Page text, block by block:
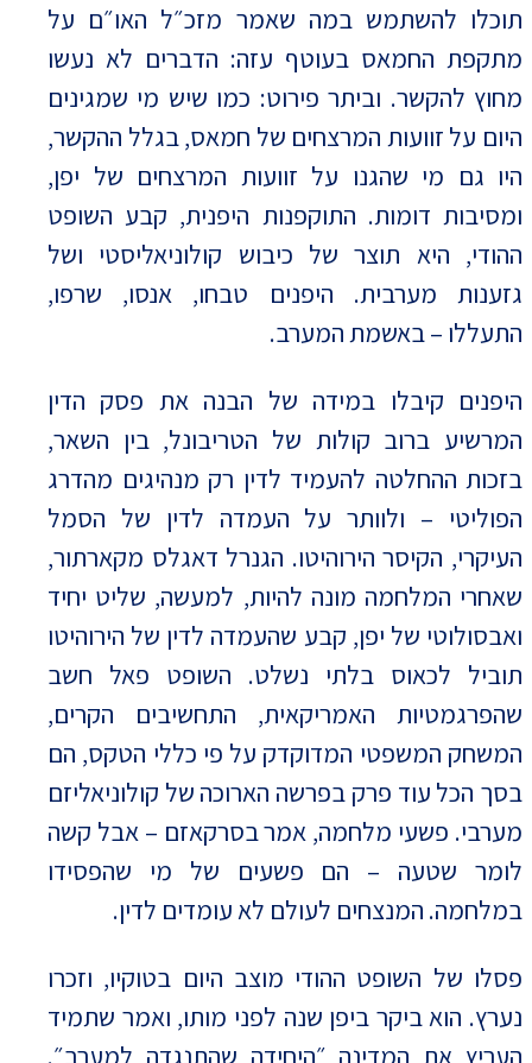
תוכלו להשתמש במה שאמר מזכ״ל האו״ם על
מתקפת החמאס בעוטף עזה: הדברים לא נעשו
מחוץ להקשר. וביתר פירוט: כמו שיש מי שמגינים
היום על זוועות המרצחים של חמאס, בגלל ההקשר,
היו גם מי שהגנו על זוועות המרצחים של יפן,
ומסיבות דומות. התוקפנות היפנית, קבע השופט
ההודי, היא תוצר של כיבוש קולוניאליסטי ושל
גזענות מערבית. היפנים טבחו, אנסו, שרפו,
התעללו – באשמת המערב.
היפנים קיבלו במידה של הבנה את פסק הדין
המרשיע ברוב קולות של הטריבונל, בין השאר,
בזכות ההחלטה להעמיד לדין רק מנהיגים מהדרג
הפוליטי – ולוותר על העמדה לדין של הסמל
העיקרי, הקיסר הירוהיטו. הגנרל דאגלס מקארתור,
שאחרי המלחמה מונה להיות, למעשה, שליט יחיד
ואבסולוטי של יפן, קבע שהעמדה לדין של הירוהיטו
תוביל לכאוס בלתי נשלט. השופט פאל חשב
שהפרגמטיות האמריקאית, התחשיבים הקרים,
המשחק המשפטי המדוקדק על פי כללי הטקס, הם
בסך הכל עוד פרק בפרשה הארוכה של קולוניאליזם
מערבי. פשעי מלחמה, אמר בסרקאזם – אבל קשה
לומר שטעה – הם פשעים של מי שהפסידו
במלחמה. המנצחים לעולם לא עומדים לדין.
פסלו של השופט ההודי מוצב היום בטוקיו, וזכרו
נערץ. הוא ביקר ביפן שנה לפני מותו, ואמר שתמיד
העריץ את המדינה ״היחידה שהתנגדה למערב״.